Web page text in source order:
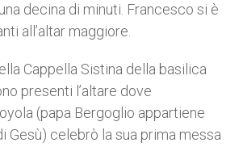
decina di minuti. Francesco si è
all’altar maggiore.
Cappella Sistina della basilica
presenti l’altare dove
(papa Bergoglio appartiene
Gesù) celebrò la sua prima messa